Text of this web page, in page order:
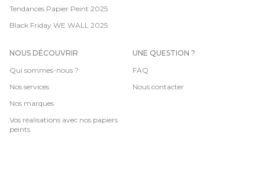
Tendances Papier Peint 2025
Black Friday WE WALL 2025
NOUS DÉCOUVRIR
Qui sommes-nous ?
Nos services
Nos marques
Vos réalisations avec nos papiers
peints
UNE QUESTION ?
FAQ
Nous contacter